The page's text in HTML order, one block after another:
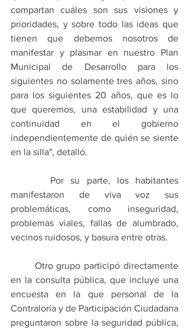
compartan cuáles son sus visiones y
prioridades, y sobre todo las ideas que
tienen que debemos nosotros de
manifestar y plasmar en nuestro Plan
Municipal de Desarrollo para los
siguientes no solamente tres años, sino
para los siguientes 20 años, que es lo
que queremos, una estabilidad y una
continuidad en el gobierno
independientemente de quién se siente
en la silla", detalló.
manifestaron de viva voz sus
problemáticas, como inseguridad,
problemas viales, fallas de alumbrado,
vecinos ruidosos, y basura entre otras.
en la consulta pública, que incluye una
encuesta en la que personal de la
Contraloría y de Participación Ciudadana
preguntaron sobre la seguridad pública,